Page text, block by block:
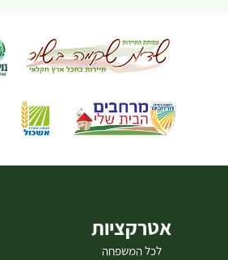
אטרקציות
לכל המשפחה